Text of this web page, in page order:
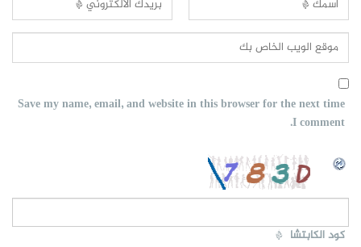
Save my name, email, and website in this browser for the next time
I comment.
كود الكابتشا *